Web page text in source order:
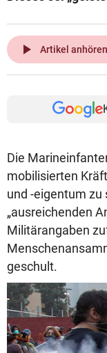
play_arrow Artikel anhören
Die
mobilisierten
und -eigentum
„ausreichenden
Militärangaben
geschult.